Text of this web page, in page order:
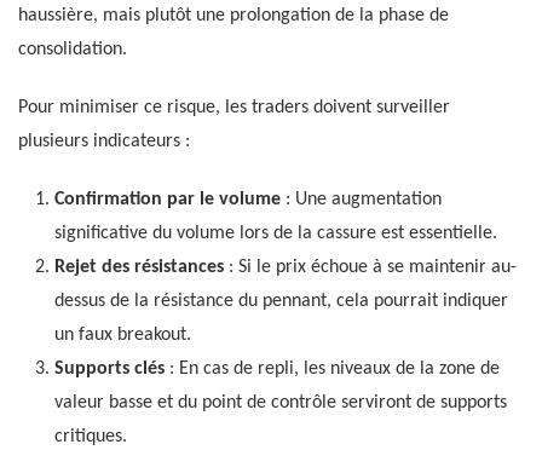
haussière, mais plutôt une prolongation de la phase de
consolidation.
Pour minimiser ce risque, les traders doivent surveiller
plusieurs indicateurs :
Confirmation par le volume : Une augmentation
significative du volume lors de la cassure est essentielle.
Rejet des résistances : Si le prix échoue à se maintenir au-
dessus de la résistance du pennant, cela pourrait indiquer
un faux breakout.
Supports clés : En cas de repli, les niveaux de la zone de
valeur basse et du point de contrôle serviront de supports
critiques.